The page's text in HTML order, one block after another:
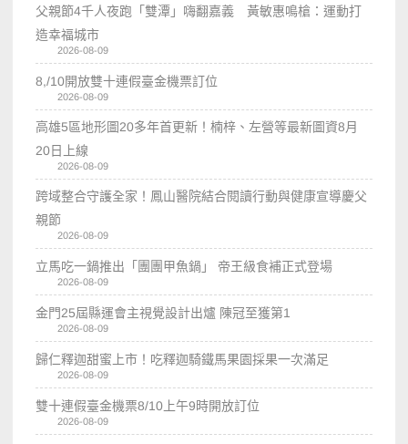
父親節4千人夜跑「雙潭」嗨翻嘉義 黃敏惠鳴槍：運動打
造幸福城市
2026-08-09
8,/10開放雙十連假臺金機票訂位
2026-08-09
高雄5區地形圖20多年首更新！楠梓、左營等最新圖資8月
20日上線
2026-08-09
跨域整合守護全家！鳳山醫院結合閱讀行動與健康宣導慶父
親節
2026-08-09
立馬吃一鍋推出「團團甲魚鍋」 帝王級食補正式登場
2026-08-09
金門25屆縣運會主視覺設計出爐 陳冠至獲第1
2026-08-09
歸仁釋迦甜蜜上市！吃釋迦騎鐵馬果園採果一次滿足
2026-08-09
雙十連假臺金機票8/10上午9時開放訂位
2026-08-09